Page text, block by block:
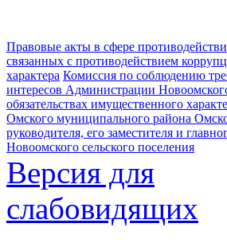
Правовые акты в сфере
связанных с противодействием
характера Комиссия по соблюдению
интересов Администрации
обязательствах имущественного
Омского муниципального района
руководителя, его заместителя и
Новоомского сельского поселения
Версия для
слабовидящих